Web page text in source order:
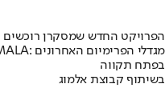
הפרויקט החדש שמסקרן
בפתח תקווה
בשיתוף קבוצת אלמוג